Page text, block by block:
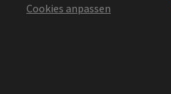
Cookies anpassen